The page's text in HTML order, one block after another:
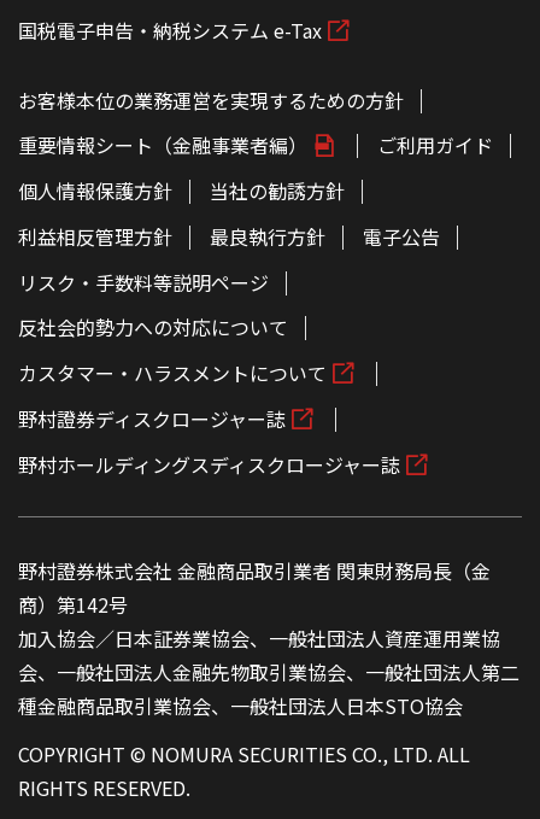
国税電子申告・納税システム e-Tax
お客様本位の業務運営を実現するための方針
重要情報シート（金融事業者編）
ご利用ガイド
個人情報保護方針
当社の勧誘方針
利益相反管理方針
最良執行方針
電子公告
リスク・手数料等説明ページ
反社会的勢力への対応について
カスタマー・ハラスメントについて
野村證券ディスクロージャー誌
野村ホールディングスディスクロージャー誌
野村證券株式会社 金融商品取引業者 関東財務局長（金
商）第142号
加入協会／日本証券業協会、一般社団法人資産運用業協
会、一般社団法人金融先物取引業協会、一般社団法人第二
種金融商品取引業協会、一般社団法人日本STO協会
COPYRIGHT © NOMURA SECURITIES CO., LTD. ALL
RIGHTS RESERVED.